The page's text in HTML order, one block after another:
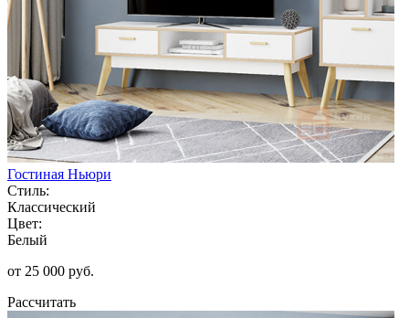
Гостиная Ньюри
Стиль:
Классический
Цвет:
Белый
от 25 000 руб.
Рассчитать